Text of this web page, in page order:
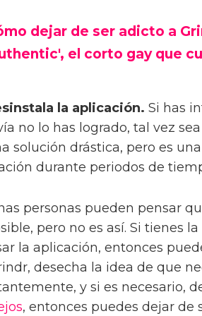
dejar de ser adicto a
el corto gay que
la aplicación. Si has
no lo has logrado, tal vez sea
solución drástica, pero es
durante periodos de
personas pueden pensar
pero no es así. Si tienes
la aplicación, entonces
desecha la idea de que
y si es necesario,
, entonces puedes dejar de